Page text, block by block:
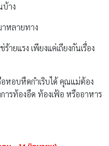
บ้าง
าหลายทาง
ร้ายแรง เพียงแค่เถียงกันเรื่อง
หอบหืดกำเริบได้ คุณแม่ต้อง
ารท้องอืด ท้องเฟ้อ หรืออาหาร